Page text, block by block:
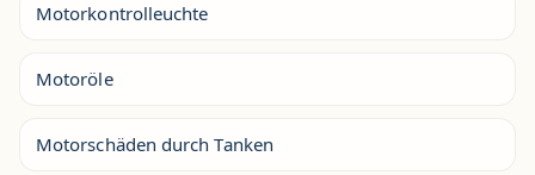
Motorkontrolleuchte
Motoröle
Motorschäden durch Tanken